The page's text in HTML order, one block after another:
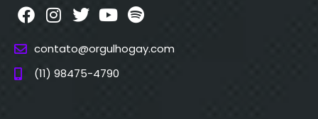
contato@orgulhogay.com
(11) 98475-4790